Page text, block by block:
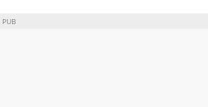
PUB